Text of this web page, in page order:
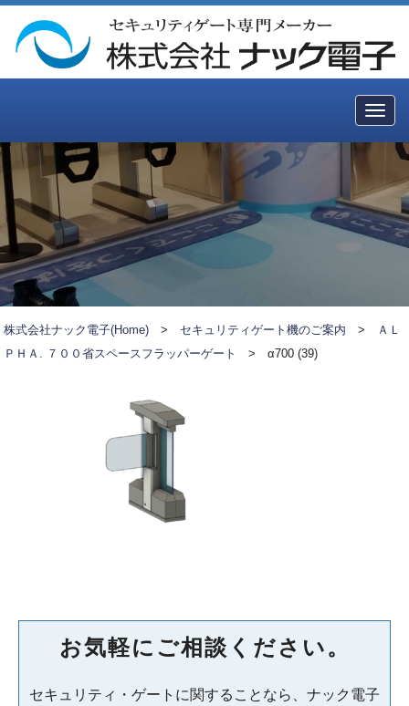
株式会社ナック電子(Home) > セキュリティゲート機のご案内 >
ＡＬ
ＰＨＡ. ７００省スペースフラッパーゲート
>α700 (39)
お気軽にご相談ください。
セキュリティ・ゲートに関することなら、ナック電子